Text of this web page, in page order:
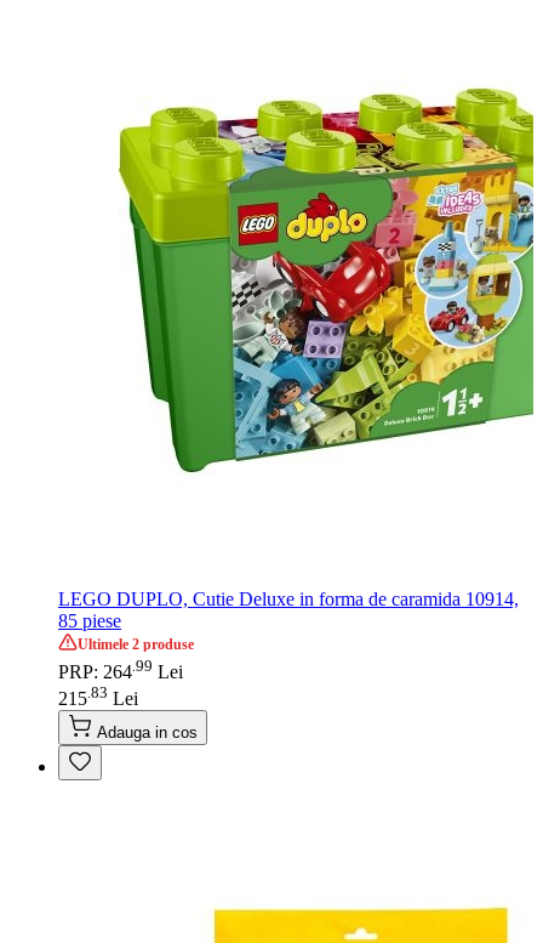
LEGO DUPLO, Cutie Deluxe in forma de caramida 10914,
85 piese
Ultimele 2 produse
PRP: 264 99 Lei
215 83 Lei
Adauga in cos